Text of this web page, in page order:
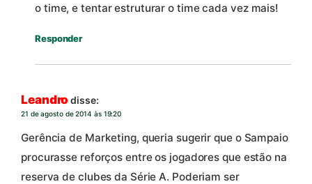
o time, e tentar estruturar o time cada vez mais!
Responder
Leandro disse:
21 de agosto de 2014 às 19:20
Gerência de Marketing, queria sugerir que o Sampaio
procurasse reforços entre os jogadores que estão na
reserva de clubes da Série A. Poderiam ser